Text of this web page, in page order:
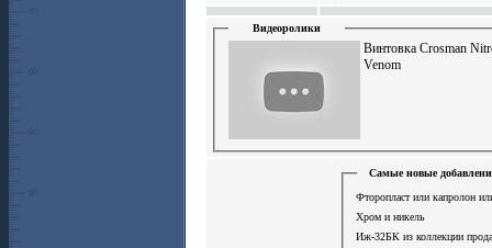
Видеоролики
Винтовка Crosman
Venom
Самые новые
Фторопласт или капролон
Хром и никель
Иж-32БК из коллекции